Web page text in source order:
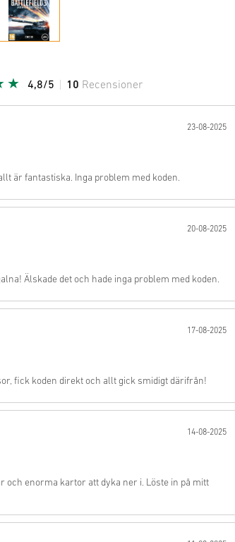
4,8/5 10 Recensioner
23-08-2025
är fantastiska. Inga problem med koden.
20-08-2025
Älskade det och hade inga problem med koden.
17-08-2025
fick koden direkt och allt gick smidigt därifrån!
14-08-2025
och enorma kartor att dyka ner i. Löste in på mitt